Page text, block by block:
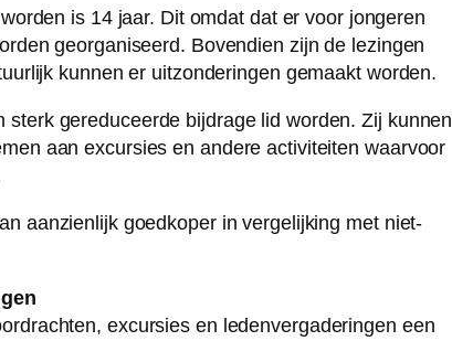
is 14 jaar. Dit omdat dat er voor jongeren
georganiseerd. Bovendien zijn de lezingen
kunnen er uitzonderingen gemaakt worden.
sterk gereduceerde bijdrage lid worden. Zij kunnen
aan excursies en andere activiteiten waarvoor
aanzienlijk goedkoper in vergelijking met niet-
excursies en ledenvergaderingen een